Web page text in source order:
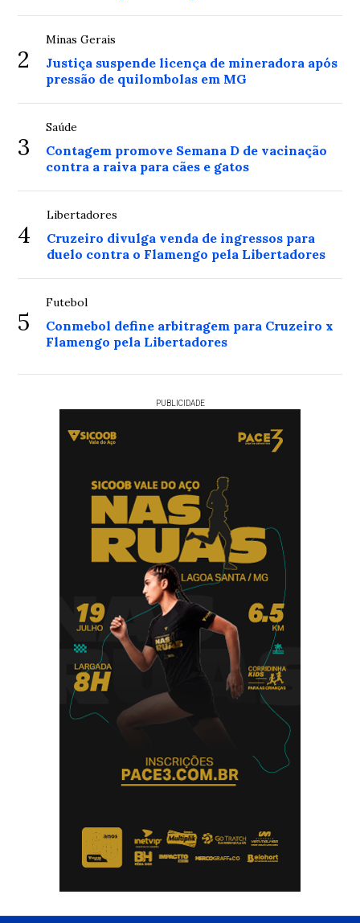
2
Minas Gerais
Justiça suspende licença de mineradora após
pressão de quilombolas em MG
3
Saúde
Contagem promove Semana D de vacinação
contra a raiva para cães e gatos
4
Libertadores
Cruzeiro divulga venda de ingressos para
duelo contra o Flamengo pela Libertadores
5
Futebol
Conmebol define arbitragem para Cruzeiro x
Flamengo pela Libertadores
PUBLICIDADE